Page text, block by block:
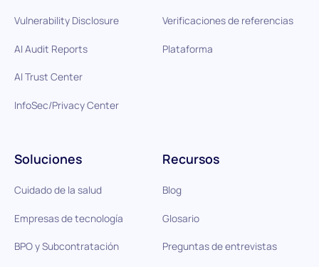
Verificaciones de referencias
Plataforma
Soluciones
Cuidado de la salud
Empresas de tecnología
BPO y Subcontratación
Recursos
Blog
Glosario
Preguntas de entrevistas
Vulnerability Disclosure
AI Audit Reports
AI Trust Center
InfoSec/Privacy Center